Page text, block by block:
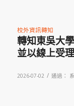
校外資訊轉知
轉知東吳大
並以線上受
2026-07-02 / 通過：